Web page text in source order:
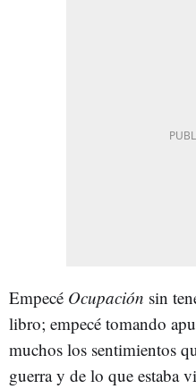
Empecé Ocupación sin
libro; empecé tomando
muchos los sentimientos
guerra y de lo que estaba